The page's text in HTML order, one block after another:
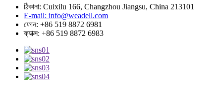
ঠিকানা: Cuixilu 166, Changzhou Jiangsu, China 213101
E-mail: info@weadell.com
ফোন: +86 519 8872 6981
ফ্যাক্স: +86 519 8872 6983